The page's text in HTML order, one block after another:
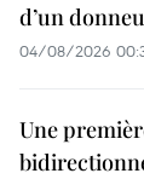
d’un
04/08/2026
Une